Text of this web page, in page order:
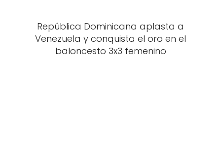
República Dominicana aplasta a
Venezuela y conquista el oro en el
baloncesto 3x3 femenino